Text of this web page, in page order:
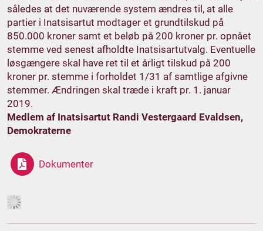
således at det nuværende system ændres til, at alle
partier i Inatsisartut modtager et grundtilskud på
850.000 kroner samt et beløb på 200 kroner pr. opnået
stemme ved senest afholdte Inatsisartutvalg. Eventuelle
løsgængere skal have ret til et årligt tilskud på 200
kroner pr. stemme i forholdet 1/31 af samtlige afgivne
stemmer. Ændringen skal træde i kraft pr. 1. januar
2019.
Medlem af Inatsisartut Randi Vestergaard Evaldsen,
Demokraterne
Dokumenter